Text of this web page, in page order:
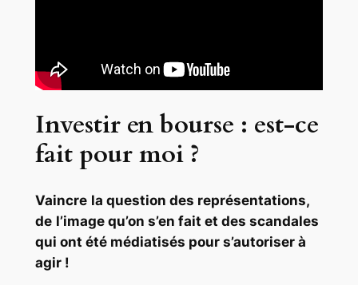
Investir en bourse : est-ce
fait pour moi ?
Vaincre la question des représentations,
de l’image qu’on s’en fait et des scandales
qui ont été médiatisés pour s’autoriser à
agir !